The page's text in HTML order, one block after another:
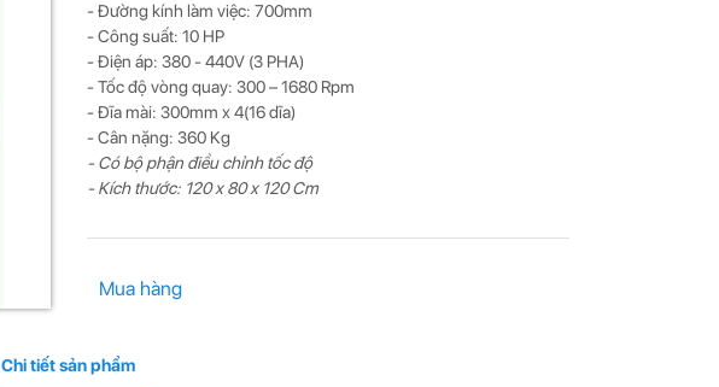
- Đường kính làm việc: 700mm
- Công suất: 10 HP
- Điện áp: 380 - 440V (3 PHA)
- Tốc độ vòng quay: 300 – 1680 Rpm
- Đĩa mài: 300mm x 4(16 dĩa)
- Cân nặng: 360 Kg
- Có bộ phận điều chỉnh tốc độ
- Kích thước: 120 x 80 x 120 Cm
Mua hàng
Chi tiết sản phẩm